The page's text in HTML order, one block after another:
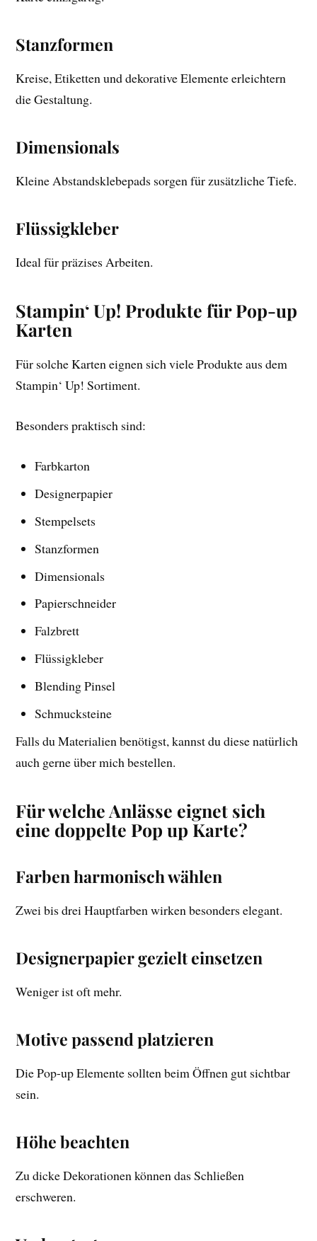
Stanzformen
Kreise, Etiketten und dekorative Elemente erleichtern
die Gestaltung.
Dimensionals
Kleine Abstandsklebepads sorgen für zusätzliche Tiefe.
Flüssigkleber
Ideal für präzises Arbeiten.
Stampin‘ Up! Produkte für Pop-up
Karten
Für solche Karten eignen sich viele Produkte aus dem
Stampin‘ Up! Sortiment.
Besonders praktisch sind:
Farbkarton
Designerpapier
Stempelsets
Stanzformen
Dimensionals
Papierschneider
Falzbrett
Flüssigkleber
Blending Pinsel
Schmucksteine
Falls du Materialien benötigst, kannst du diese natürlich
auch gerne über mich bestellen.
Für welche Anlässe eignet sich
eine doppelte Pop up Karte?
Farben harmonisch wählen
Zwei bis drei Hauptfarben wirken besonders elegant.
Designerpapier gezielt einsetzen
Weniger ist oft mehr.
Motive passend platzieren
Die Pop-up Elemente sollten beim Öffnen gut sichtbar
sein.
Höhe beachten
Zu dicke Dekorationen können das Schließen
erschweren.